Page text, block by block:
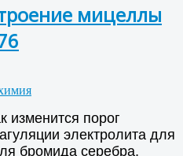
мицеллы
изменится порог
электролита для
бромида серебра,